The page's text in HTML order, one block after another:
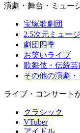
演劇・舞台・ミュー
宝塚歌劇団
2.5次元ミュー
劇団四季
お笑いライブ
歌舞伎・伝統芸
その他の演劇
ライブ・コンサート
クラシック
VTuber
アイドル